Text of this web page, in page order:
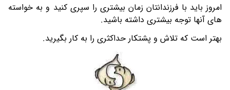
امروز باید با فرزندانتان زمان بیشتری را سپری کنید و به خواسته
های آنها توجه بیشتری داشته باشید.
بهتر است که تلاش و پشتکار حداکثری را به کار بگیرید.